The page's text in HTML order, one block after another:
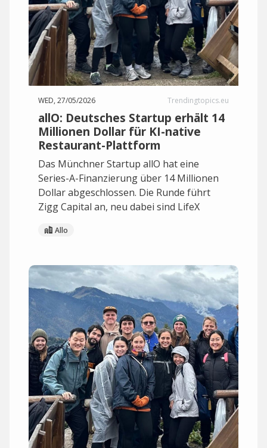
WED, 27/05/2026 Trendingtopics.eu
allO: Deutsches Startup erhält 14
Millionen Dollar für KI-native
Restaurant-Plattform
Das Münchner Startup allO hat eine
Series-A-Finanzierung über 14 Millionen
Dollar abgeschlossen. Die Runde führt
Zigg Capital an, neu dabei sind LifeX
Allo